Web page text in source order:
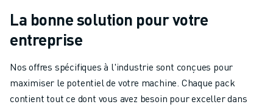
La bonne solution pour votre
entreprise
Nos offres spécifiques à l'industrie sont conçues pour
maximiser le potentiel de votre machine. Chaque pack
contient tout ce dont vous avez besoin pour exceller dans